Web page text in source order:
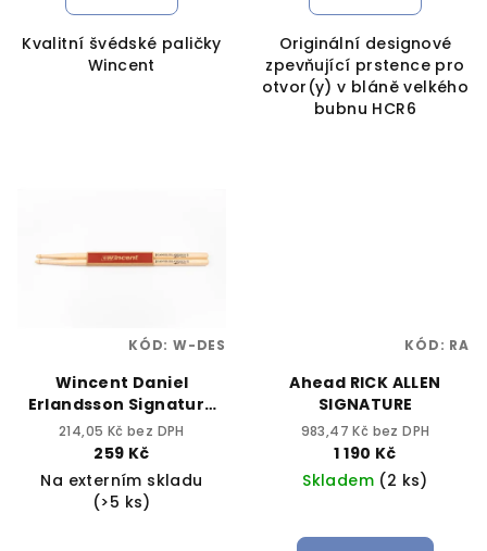
Kvalitní švédské paličky
Wincent
Originální designové
zpevňující prstence pro
otvor(y) v bláně velkého
bubnu HCR6
Wincent Daniel
Erlandsson Signature
W-DES
214,05 Kč bez DPH
259 Kč
Na externím skladu
(>5 ks)
KÓD: W-DES
Ahead RICK ALLEN
SIGNATURE
983,47 Kč bez DPH
1 190 Kč
Skladem (2 ks)
KÓD: RA